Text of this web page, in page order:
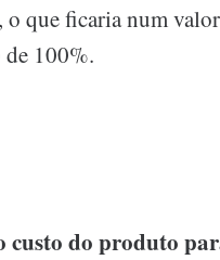
que ficaria num
de 100%.
custo do produto